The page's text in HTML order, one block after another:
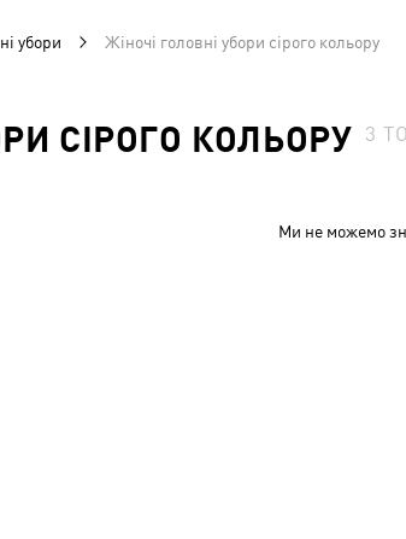
убори Жіночі головні убори сірого кольору
СІРОГО КОЛЬОРУ 3
Ми не можемо